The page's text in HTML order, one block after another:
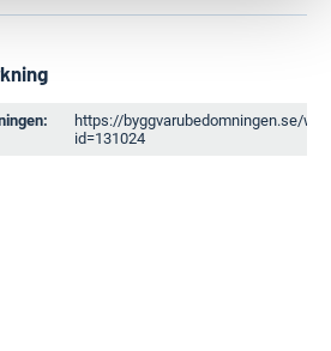
https://byggvarubedomningen.se/
id=131024